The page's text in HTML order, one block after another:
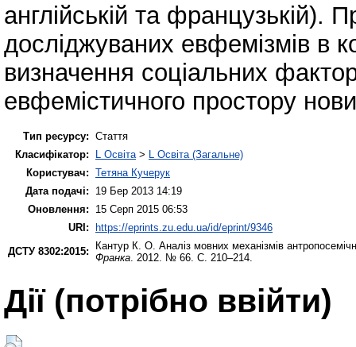
англійській та французькій).
досліджуваних евфемізмів в
визначення соціальних
евфемістичного простору
Тип ресурсу: Стаття
Класифікатор:
L Освіта > L Освіта (Загальне)
Користувач: Тетяна Кучерук
Дата подачі:
19 Бер 2013 14:19
Оновлення:
15 Серп 2015 06:53
URI: https://eprints.zu.edu.ua/id/eprint/9346
ДСТУ 8302:2015:
Кантур К. О. Аналіз мовних механізмів
Франка . 2012. № 66. С. 210–214.
Дії ​​(потрібно ввійти)